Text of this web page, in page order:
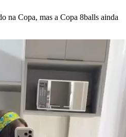
na Copa, mas a Copa 8balls ainda